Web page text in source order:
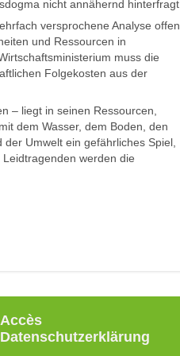
nicht annähernd hinterfragt.
versprochene Analyse offen
und Ressourcen in
muss die
Folgekosten aus der
– liegt in seinen Ressourcen,
dem Wasser, dem Boden, den
Umwelt ein gefährliches Spiel,
werden die
Accès
Datenschutzerklärung